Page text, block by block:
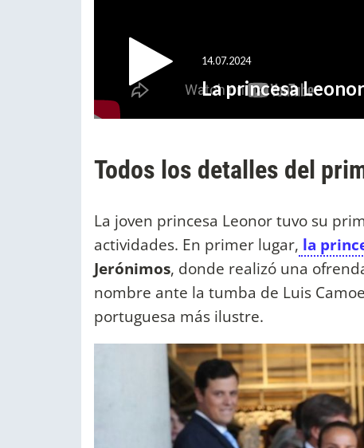
Todos los detalles del
La joven princesa Leonor tuvo su
actividades. En primer lugar, la
Jerónimos, donde realizó una
nombre ante la tumba de Luis
portuguesa más ilustre.